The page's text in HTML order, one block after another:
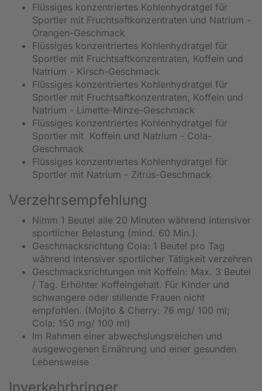
Flüssiges konzentriertes Kohlenhydratgel für
Sportler mit Fruchtsaftkonzentraten und Natrium -
Orangen-Geschmack
Flüssiges konzentriertes Kohlenhydratgel für
Sportler mit Fruchtsaftkonzentraten, Koffein und
Natrium - Kirsch-Geschmack
Flüssiges konzentriertes Kohlenhydratgel für
Sportler mit Fruchtsaftkonzentraten, Koffein und
Natrium - Limette-Minze-Geschmack
Flüssiges konzentriertes Kohlenhydratgel für
Sportler mit Koffein und Natrium - Cola-
Geschmack
Flüssiges konzentriertes Kohlenhydratgel für
Sportler mit Natrium - Zitrus-Geschmack
Verzehrsempfehlung
Nimm 1 Beutel alle 20 Minuten während intensiver
sportlicher Belastung (mind. 60 Min.).
Geschmacksrichtung Cola: 1 Beutel pro Tag
während intensiver sportlicher Tätigkeit verzehren
Geschmacksrichtungen mit Koffein: Max. 3 Beutel
/ Tag. Erhöhter Koffeingehalt. Für Kinder und
schwangere oder stillende Frauen nicht
empfohlen. (Mojito & Cherry: 76 mg/ 100 ml;
Cola: 150 mg/ 100 ml)
Im Rahmen einer abwechslungsreichen und
ausgewogenen Ernährung und einer gesunden
Lebensweise
Inverkehrbringer